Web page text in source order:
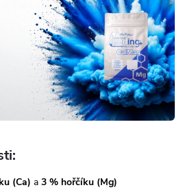
(Ca) a 3 % hořčíku (Mg)